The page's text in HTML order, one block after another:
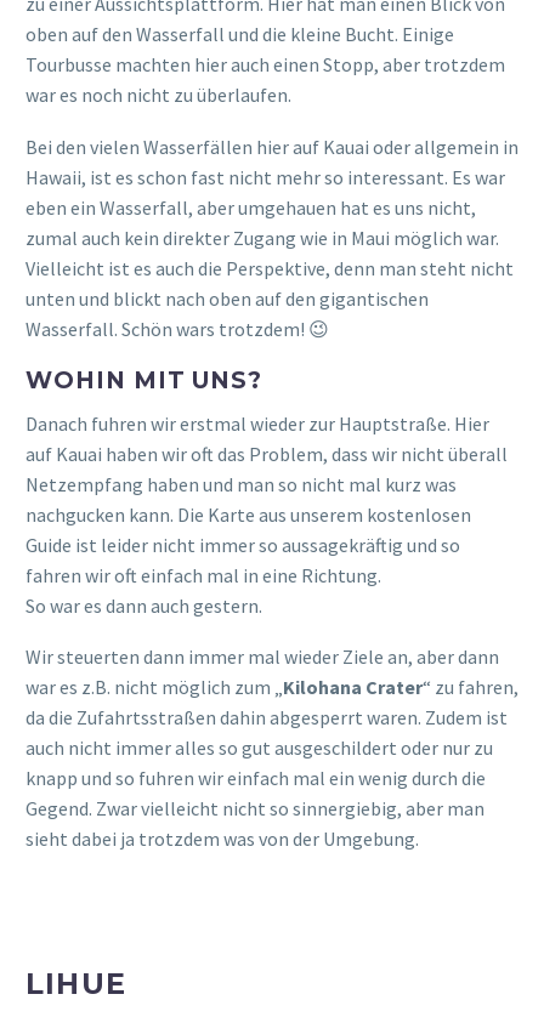
oben auf den Wasserfall und die kleine Bucht. Einige
Tourbusse machten hier auch einen Stopp, aber trotzdem
war es noch nicht zu überlaufen.
Bei den vielen Wasserfällen hier auf Kauai oder allgemein in
Hawaii, ist es schon fast nicht mehr so interessant. Es war
eben ein Wasserfall, aber umgehauen hat es uns nicht,
zumal auch kein direkter Zugang wie in Maui möglich war.
Vielleicht ist es auch die Perspektive, denn man steht nicht
unten und blickt nach oben auf den gigantischen
Wasserfall. Schön wars trotzdem! 😉
WOHIN MIT UNS?
Danach fuhren wir erstmal wieder zur Hauptstraße. Hier
auf Kauai haben wir oft das Problem, dass wir nicht überall
Netzempfang haben und man so nicht mal kurz was
nachgucken kann. Die Karte aus unserem kostenlosen
Guide ist leider nicht immer so aussagekräftig und so
fahren wir oft einfach mal in eine Richtung.
So war es dann auch gestern.
Wir steuerten dann immer mal wieder Ziele an, aber dann
war es z.B. nicht möglich zum „Kilohana Crater“ zu fahren,
da die Zufahrtsstraßen dahin abgesperrt waren. Zudem ist
auch nicht immer alles so gut ausgeschildert oder nur zu
knapp und so fuhren wir einfach mal ein wenig durch die
Gegend. Zwar vielleicht nicht so sinnergiebig, aber man
sieht dabei ja trotzdem was von der Umgebung.
LIHUE